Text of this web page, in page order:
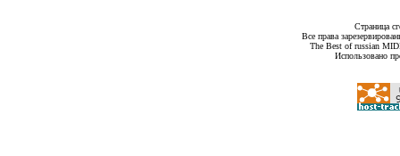
Страница
Все права
The Best of russian
Использовано